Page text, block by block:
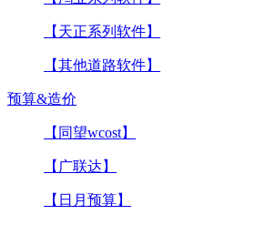
【天正系列软件】
【其他道路软件】
预算&造价
【同望wcost】
【广联达】
【日月预算】